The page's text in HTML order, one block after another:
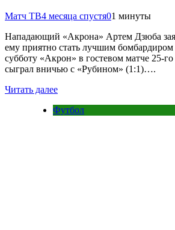
Матч ТВ4 месяца спустя01 минуты
Нападающий «Акрона» Артем Дзюба
ему приятно стать лучшим
субботу «Акрон» в гостевом матче
сыграл вничью с «Рубином» (1:1)….
Читать далее
Футбол